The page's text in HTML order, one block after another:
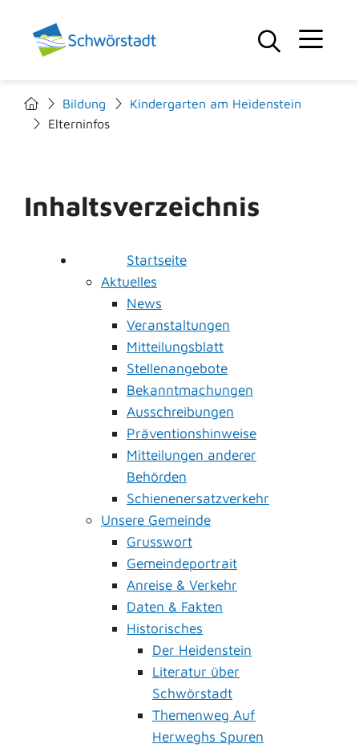
Bildung
Kindergarten am Heidenstein
Elterninfos
Inhaltsverzeichnis
Startseite
Aktuelles
News
Veranstaltungen
Mitteilungsblatt
Stellenangebote
Bekanntmachungen
Ausschreibungen
Präventionshinweise
Mitteilungen anderer
Behörden
Schienenersatzverkehr
Unsere Gemeinde
Grusswort
Gemeindeportrait
Anreise & Verkehr
Daten & Fakten
Historisches
Der Heidenstein
Literatur über
Schwörstadt
Themenweg Auf
Herweghs Spuren